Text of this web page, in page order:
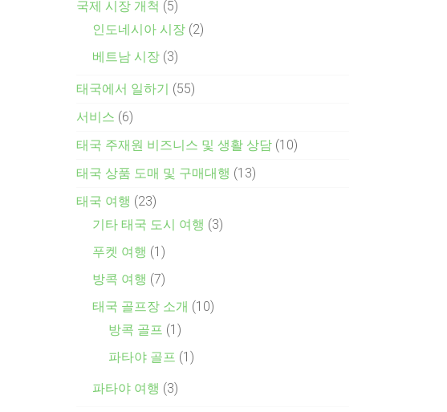
국제 시장 개척 (5)
인도네시아 시장 (2)
베트남 시장 (3)
태국에서 일하기 (55)
서비스 (6)
태국 주재원 비즈니스 및 생활 상담 (10)
태국 상품 도매 및 구매대행 (13)
태국 여행 (23)
기타 태국 도시 여행 (3)
푸켓 여행 (1)
방콕 여행 (7)
태국 골프장 소개 (10)
방콕 골프 (1)
파타야 골프 (1)
파타야 여행 (3)